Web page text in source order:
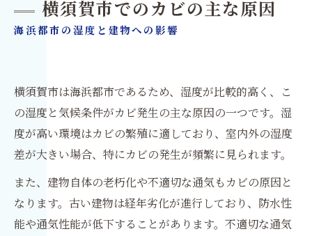
横須賀市でのカビの主な原因
海浜都市の湿度と建物への影響
横須賀市は海浜都市であるため、湿度が比較的高く、こ
の湿度と気候条件がカビ発生の主な原因の一つです。湿
度が高い環境はカビの繁殖に適しており、室内外の湿度
差が大きい場合、特にカビの発生が頻繁に見られます。
また、建物自体の老朽化や不適切な通気もカビの原因と
なります。古い建物は経年劣化が進行しており、防水性
能や通気性能が低下することがあります。不適切な通気